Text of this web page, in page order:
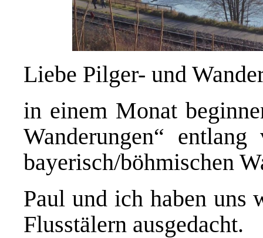
Liebe Pilger- und
in einem Monat
Wanderungen“
bayerisch/böhmischen
Paul und ich haben uns
Flusstälern ausgedacht.